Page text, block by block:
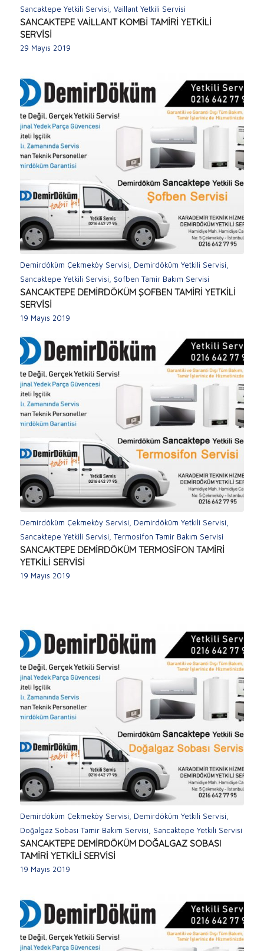
Sancaktepe Yetkili Servisi Vaillant Yetkili Servisi
SANCAKTEPE VAİLLANT KOMBİ TAMİRİ YETKİLİ
SERVİSİ
29 Mayıs 2019
Demirdöküm Çekmeköy Servisi Demirdöküm Yetkili Servisi
Sancaktepe Yetkili Servisi Şofben Tamir Bakım Servisi
SANCAKTEPE DEMİRDÖKÜM ŞOFBEN TAMİRİ YETKİLİ
SERVİSİ
19 Mayıs 2019
Demirdöküm Çekmeköy Servisi, Demirdöküm Yetkili Servisi,
Sancaktepe Yetkili Servisi, Termosifon Tamir Bakım Servisi
SANCAKTEPE DEMİRDÖKÜM TERMOSİFON TAMİRİ
YETKİLİ SERVİSİ
19 Mayıs 2019
Demirdöküm Çekmeköy Servisi Demirdöküm Yetkili Servisi
Doğalgaz Sobası Tamir Bakım Servisi
Sancaktepe Yetkili Servisi
SANCAKTEPE DEMİRDÖKÜM DOĞALGAZ SOBASI
TAMİRİ YETKİLİ SERVİSİ
19 Mayıs 2019